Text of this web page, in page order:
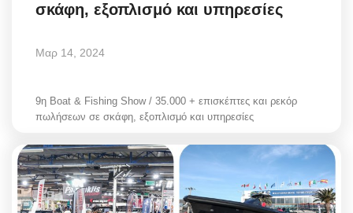
σκάφη, εξοπλισμό και υπηρεσίες
Μαρ 14, 2024
9η Boat & Fishing Show / 35.000 + επισκέπτες και ρεκόρ
πωλήσεων σε σκάφη, εξοπλισμό και υπηρεσίες